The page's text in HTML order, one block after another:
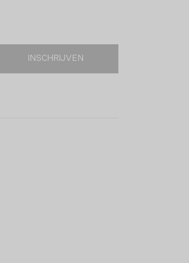
INSCHRIJVEN